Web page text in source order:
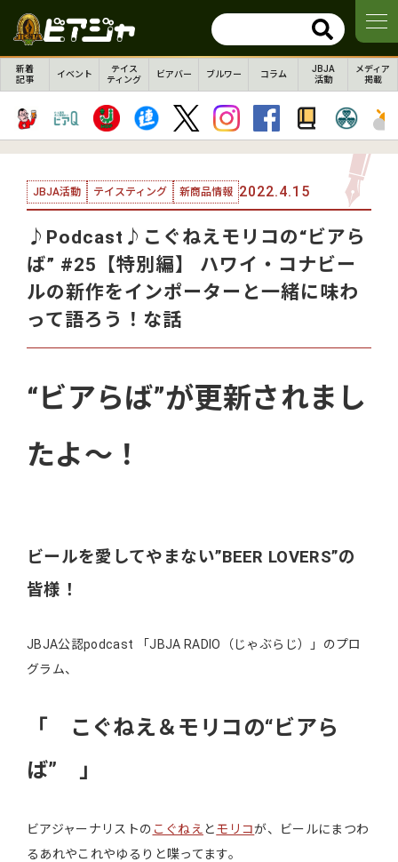
新着
記事
イベント
テイス
ティング
ビアバー ブルワー コラム
JBJA
活動
メディア
掲載
JBJA活動 テイスティング 新商品情報 2022.4.15
♪Podcast♪こぐねえモリコの“ビアら
ば” #25【特別編】 ハワイ・コナビー
ルの新作をインポーターと一緒に味わ
って語ろう！な話
“ビアらば”が更新されまし
たよ～！
ビールを愛してやまない”BEER LOVERS”の
皆様！
JBJA公認podcast 「JBJA RADIO（じゃぶらじ）」のプロ
グラム、
「 こぐねえ＆モリコの“ビアら
ば” 」
ビアジャーナリストの こぐねえとモリコが、ビールにまつわ
るあれやこれやゆるりと喋ってます。